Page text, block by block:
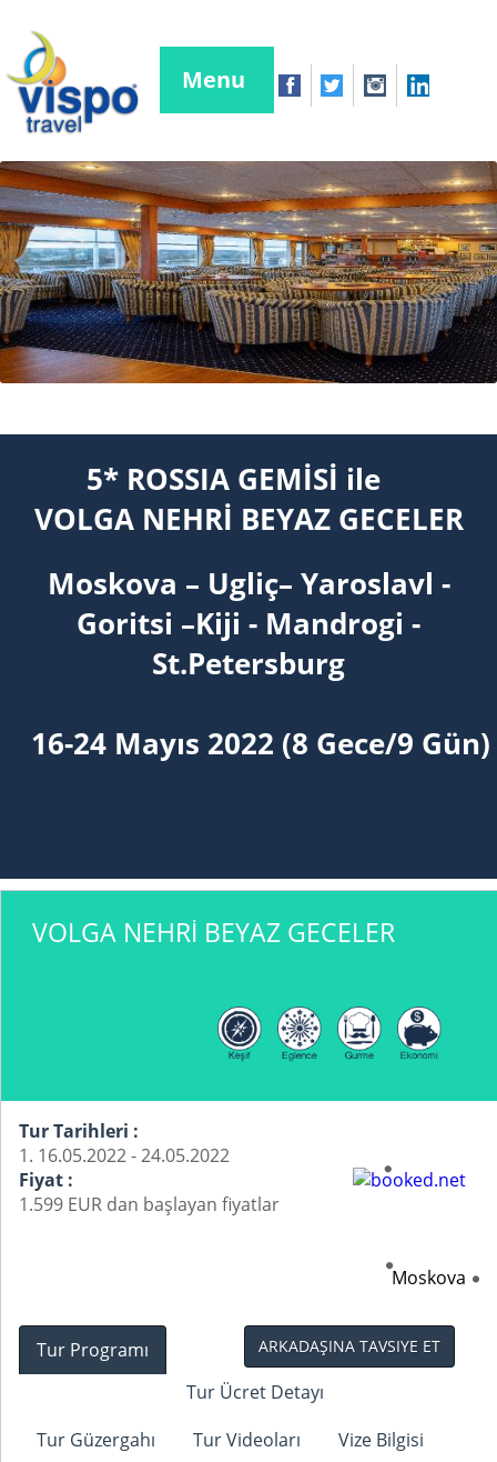
Menu
5* ROSSIA GEMİSİ ile
VOLGA NEHRİ BEYAZ GECELER
Moskova – Ugliç– Yaroslavl -
Goritsi –Kiji - Mandrogi -
St.Petersburg
16-24 Mayıs 2022 (8 Gece/9 Gün)
VOLGA NEHRİ BEYAZ GECELER
Tur Tarihleri :
1. 16.05.2022 - 24.05.2022
Fiyat :
1.599 EUR dan başlayan fiyatlar
Moskova
ARKADAŞINA TAVSIYE ET
Tur Programı
Tur Ücret Detayı
Tur Güzergahı
Tur Videoları
Vize Bilgisi